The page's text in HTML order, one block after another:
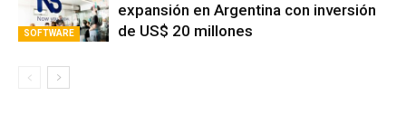
SOFTWARE
expansión en Argentina con inversión
de US$ 20 millones